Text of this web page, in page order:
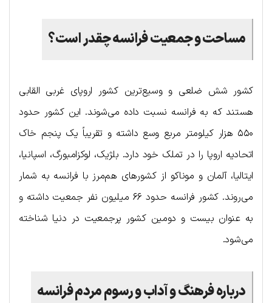
مساحت و جمعیت فرانسه چقدر است؟
کشور شش ضلعی و وسیع‌ترین کشور اروپای غربی القابی
هستند که به فرانسه نسبت داده می‌شوند. این کشور حدود
۵۵۰ هزار کیلومتر مربع وسع داشته و تقریباً یک پنجم خاک
اتحادیه اروپا را در تملک خود دارد. بلژیک، لوکزامبورگ، اسپانیا،
ایتالیا، آلمان و موناکو از کشورهای هم‌مرز با فرانسه به شمار
می‌روند. کشور فرانسه حدود ۶۶ میلیون نفر جمعیت داشته و
به عنوان بیست و دومین کشور پرجمعیت در دنیا شناخته
می‌شود.
درباره فرهنگ و آداب و رسوم مردم فرانسه